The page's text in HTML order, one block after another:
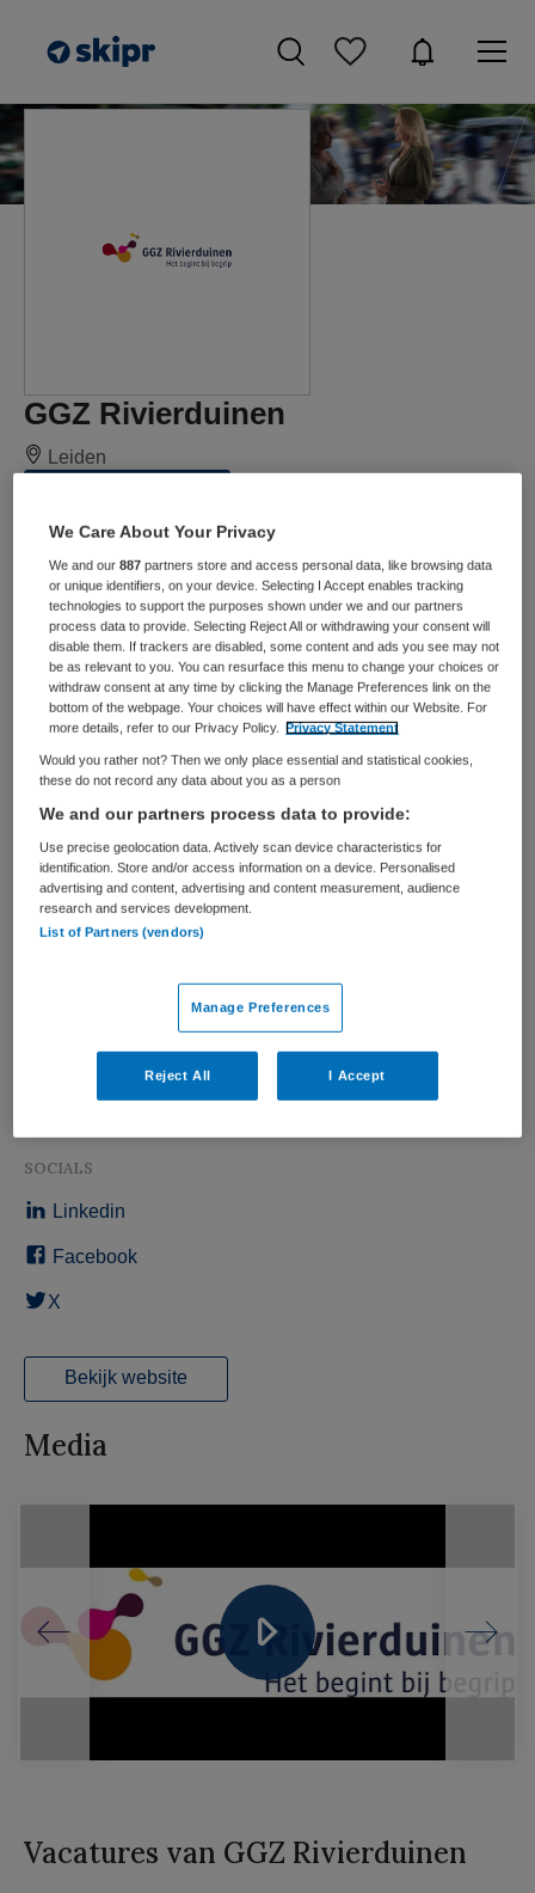
GGZ Rivierduinen
Leiden
Jouw kracht past bij ons werk
Wij vinden: Het begint met begrip. Dat is altijd de eerste
stap. En daar staan we met al onze collega’s voor! Past
dat ook bij jou? En kijk je uit naar een gezonde uitdaging
in je werk? Lees dan vooral verder.
Want bij GGZ Rivierduinen verdiep je je iedere dag. Niet
alleen in de medische vraagstukken of in onderzoek.
Maar ook tijdens gesprekken met verschillende
(ervarings)deskundigen binnen en buiten onze
organisatie. En bovenal verdiep je je in cliënten zelf.
Want zij kiezen zelf voor de behandeling die bij hen past.
verdieping van jouw eigen kennis en ervaring.
SOCIALS
Linkedin
Facebook
X
Bekijk website
Media
Vacatures van GGZ Rivierduinen
We Care About Your Privacy
We and our887 partners store and access personal data, like browsing data
or unique identifiers, on your device. Selecting I Accept enables tracking
technologies to support the purposes shown under we and our partners
process data to provide. Selecting Reject All or withdrawing your consent will
disable them. If trackers are disabled, some content and ads you see may not
be as relevant to you. You can resurface this menu to change your choices or
withdraw consent at any time by clicking the Manage Preferences link on the
bottom of the webpage. Your choices will have effect within our Website. For
more details, refer to our Privacy Policy. Privacy Statement
Would you rather not? Then we only place essential and statistical cookies,
these do not record any data about you as a person
We and our partners process data to provide:
Use precise geolocation data. Actively scan device characteristics for
identification. Store and/or access information on a device. Personalised
advertising and content, advertising and content measurement, audience
research and services development.
List of Partners (vendors)
Manage Preferences
Reject All I Accept